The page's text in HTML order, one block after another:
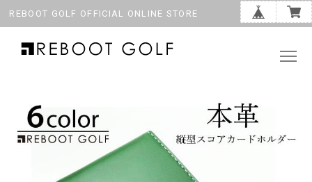
REBOOT GOLF OFFICIAL ONLINE STORE